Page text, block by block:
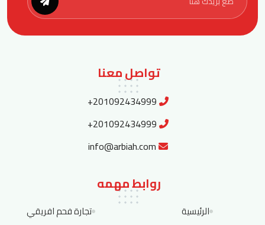
تواصل معنا
+201092434999
+201092434999
info@arbiah.com
روابط مهمه
الرئيسية
تجارة فحم افريقي